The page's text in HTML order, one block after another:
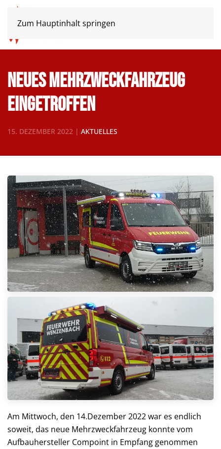
Zum Hauptinhalt springen
Neues Mehrzweckfahrzeug
eingetroffen
15. DEZEMBER 2022 | AKTUELLES
Am Mittwoch, den 14.Dezember 2022 war es endlich
soweit, das neue Mehrzweckfahrzeug konnte vom
Aufbauhersteller Compoint in Empfang genommen